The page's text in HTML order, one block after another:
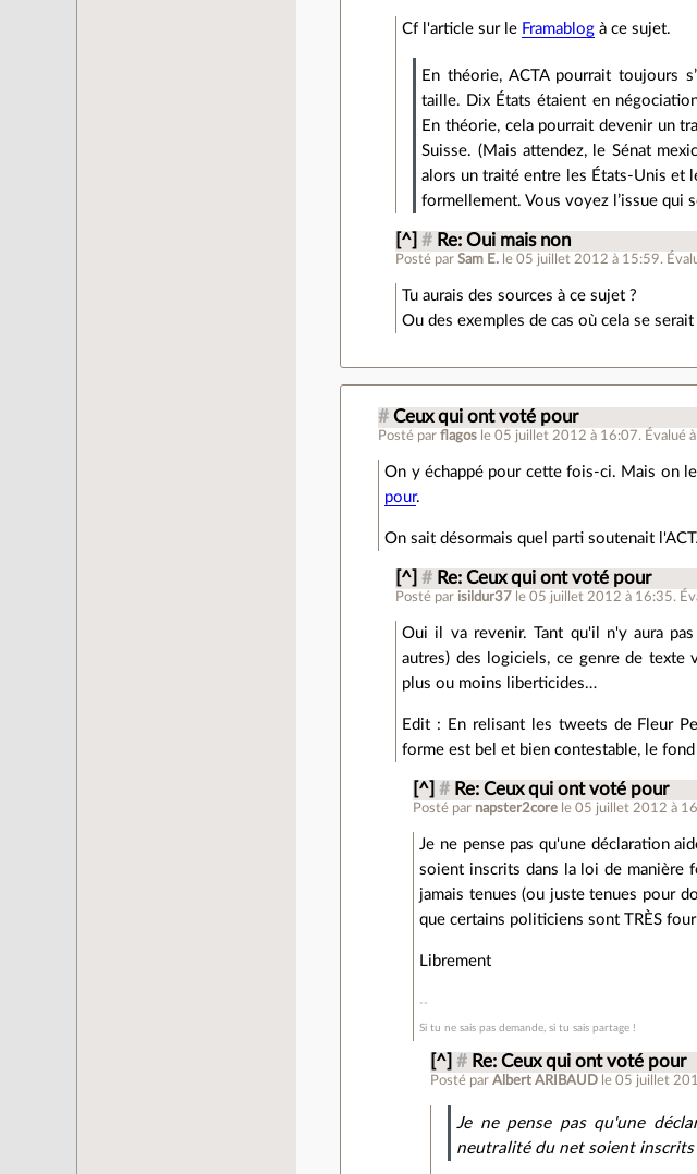
Cf l'article sur le Framablog à ce sujet.
En théorie, ACTA pourrait toujours
taille. Dix États étaient en
En théorie, cela pourrait devenir un
Suisse. (Mais attendez, le Sénat
alors un traité entre les États-Unis et
formellement. Vous voyez l’issue qui
[^] # Re: Oui mais non
Posté parSam E. le 05 juillet 2012 à 15:59.
Tu aurais des sources à ce sujet ?
Ou des exemples de cas où cela se
# Ceux qui ont voté pour
Posté parflagos le 05 juillet 2012 à 16:07. Évalué à
On y échappé pour cette fois-ci. Mais on
pour.
On sait désormais quel parti soutenait
[^] # Re: Ceux qui ont voté pour
Posté par isildur37 le 05 juillet 2012 à 16:35.
Oui il va revenir. Tant qu'il n'y aura
autres) des logiciels, ce genre de texte
plus ou moins liberticides…
Edit : En relisant les tweets de Fleur
forme est bel et bien contestable, le
[^] # Re: Ceux qui ont voté pour
Posté par napster2core le 05 juillet 2012 à
Je ne pense pas qu'une déclaration
soient inscrits dans la loi de manière
jamais tenues (ou juste tenues pour
que certains politiciens sont TRÈS
Librement
Si tu ne sais pas demande, si tu sais partage !
[^] # Re: Ceux qui ont voté pour
Posté parAlbert ARIBAUD le 05 juillet
Je ne pense pas qu'une
neutralité du net soient